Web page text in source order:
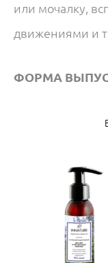
или мочалку,
движениями и
ФОРМА